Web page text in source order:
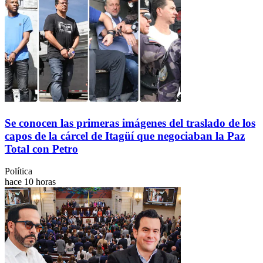
Se conocen las primeras imágenes del traslado de los
capos de la cárcel de Itagüí que negociaban la Paz
Total con Petro
Política
hace 10 horas